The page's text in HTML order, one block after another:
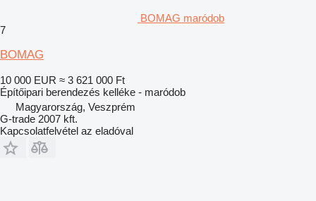
BOMAG maródob
7
BOMAG
10 000 EUR ≈ 3 621 000 Ft
Építőipari berendezés kelléke - maródob
Magyarország, Veszprém
G-trade 2007 kft.
Kapcsolatfelvétel az eladóval